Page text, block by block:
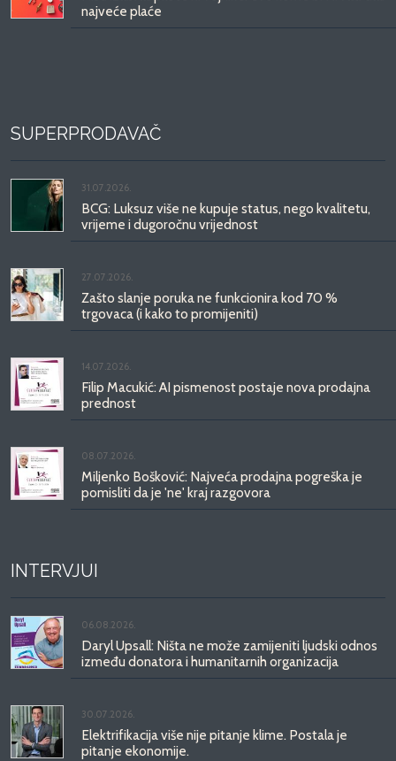
najveće plaće
SUPERPRODAVAČ
31.07.2026.
BCG: Luksuz više ne kupuje status, nego kvalitetu,
vrijeme i dugoročnu vrijednost
27.07.2026.
Zašto slanje poruka ne funkcionira kod 70 %
trgovaca (i kako to promijeniti)
14.07.2026.
Filip Macukić: AI pismenost postaje nova prodajna
prednost
08.07.2026.
Miljenko Bošković: Najveća prodajna pogreška je
pomisliti da je 'ne' kraj razgovora
INTERVJUI
06.08.2026.
Daryl Upsall: Ništa ne može zamijeniti ljudski odnos
između donatora i humanitarnih organizacija
30.07.2026.
Elektrifikacija više nije pitanje klime. Postala je
pitanje ekonomije.